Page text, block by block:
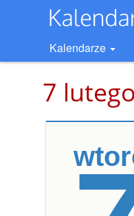
Kalendarze
7